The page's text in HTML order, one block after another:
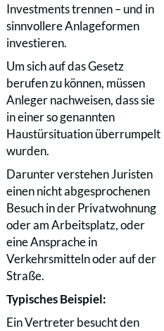
Investments trennen – und in
sinnvollere Anlageformen
investieren.
Um sich auf das Gesetz
berufen zu können, müssen
Anleger nachweisen, dass sie
in einer so genannten
Haustürsituation überrumpelt
wurden.
Darunter verstehen Juristen
einen nicht abgesprochenen
Besuch in der Privatwohnung
oder am Arbeitsplatz, oder
eine Ansprache in
Verkehrsmitteln oder auf der
Straße.
Typisches Beispiel:
Ein Vertreter besucht den